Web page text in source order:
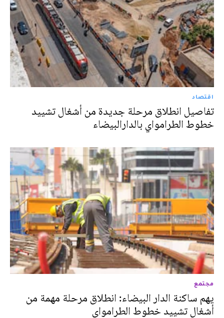
اقتصاد
تفاصيل انطلاق مرحلة جديدة من أشغال تشييد
خطوط الطرامواي بالدارالبيضاء
مجتمع
يهم ساكنة الدار البيضاء: انطلاق مرحلة مهمة من
أشغال تشييد خطوط الطرامواي